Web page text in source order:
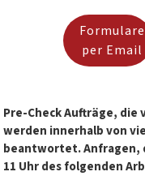
Formulare
per Email
Pre-Check Aufträge, die
werden innerhalb von
beantwortet. Anfragen,
11 Uhr des folgenden